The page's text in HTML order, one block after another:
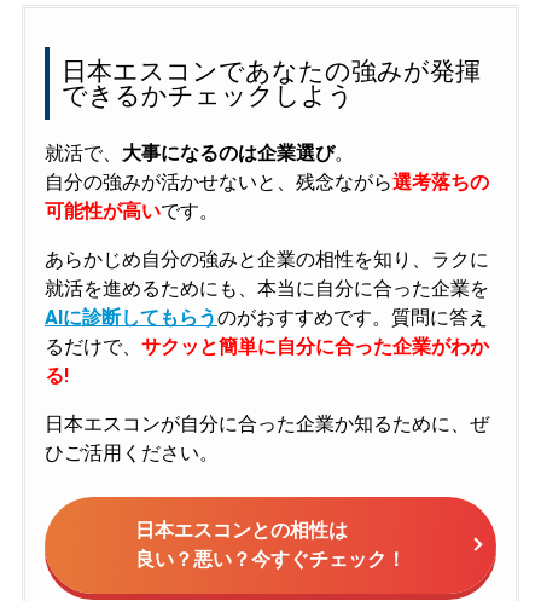
日本エスコンであなたの強みが発揮
できるかチェックしよう
就活で、 大事になるのは企業選び。
自分の強みが活かせないと、残念ながら選考落ちの
可能性が高いです。
あらかじめ自分の強みと企業の相性を知り、ラクに
就活を進めるためにも、本当に自分に合った企業を
AIに診断してもらうのがおすすめです。質問に答え
るだけで、 サクッと簡単に自分に合った企業がわか
る!
日本エスコンが自分に合った企業か知るために、ぜ
ひご活用ください。
日本エスコンとの相性は
良い？悪い？今すぐチェック！